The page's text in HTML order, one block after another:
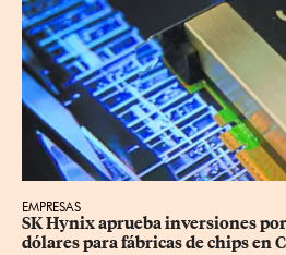
EMPRESAS
SK Hynix aprueba inversiones
dólares para fábricas de chips en